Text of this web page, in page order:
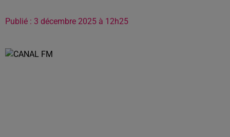
Publié : 3 décembre 2025 à 12h25